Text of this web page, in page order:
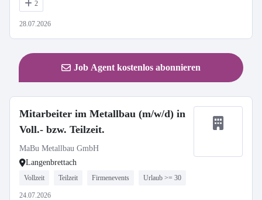
2
28.07.2026
Job Agent kostenlos abonnieren
Mitarbeiter im Metallbau (m/w/d) in
Voll.- bzw. Teilzeit.
MaBu Metallbau GmbH
Langenbrettach
Vollzeit Teilzeit Firmenevents Urlaub >= 30
24.07.2026